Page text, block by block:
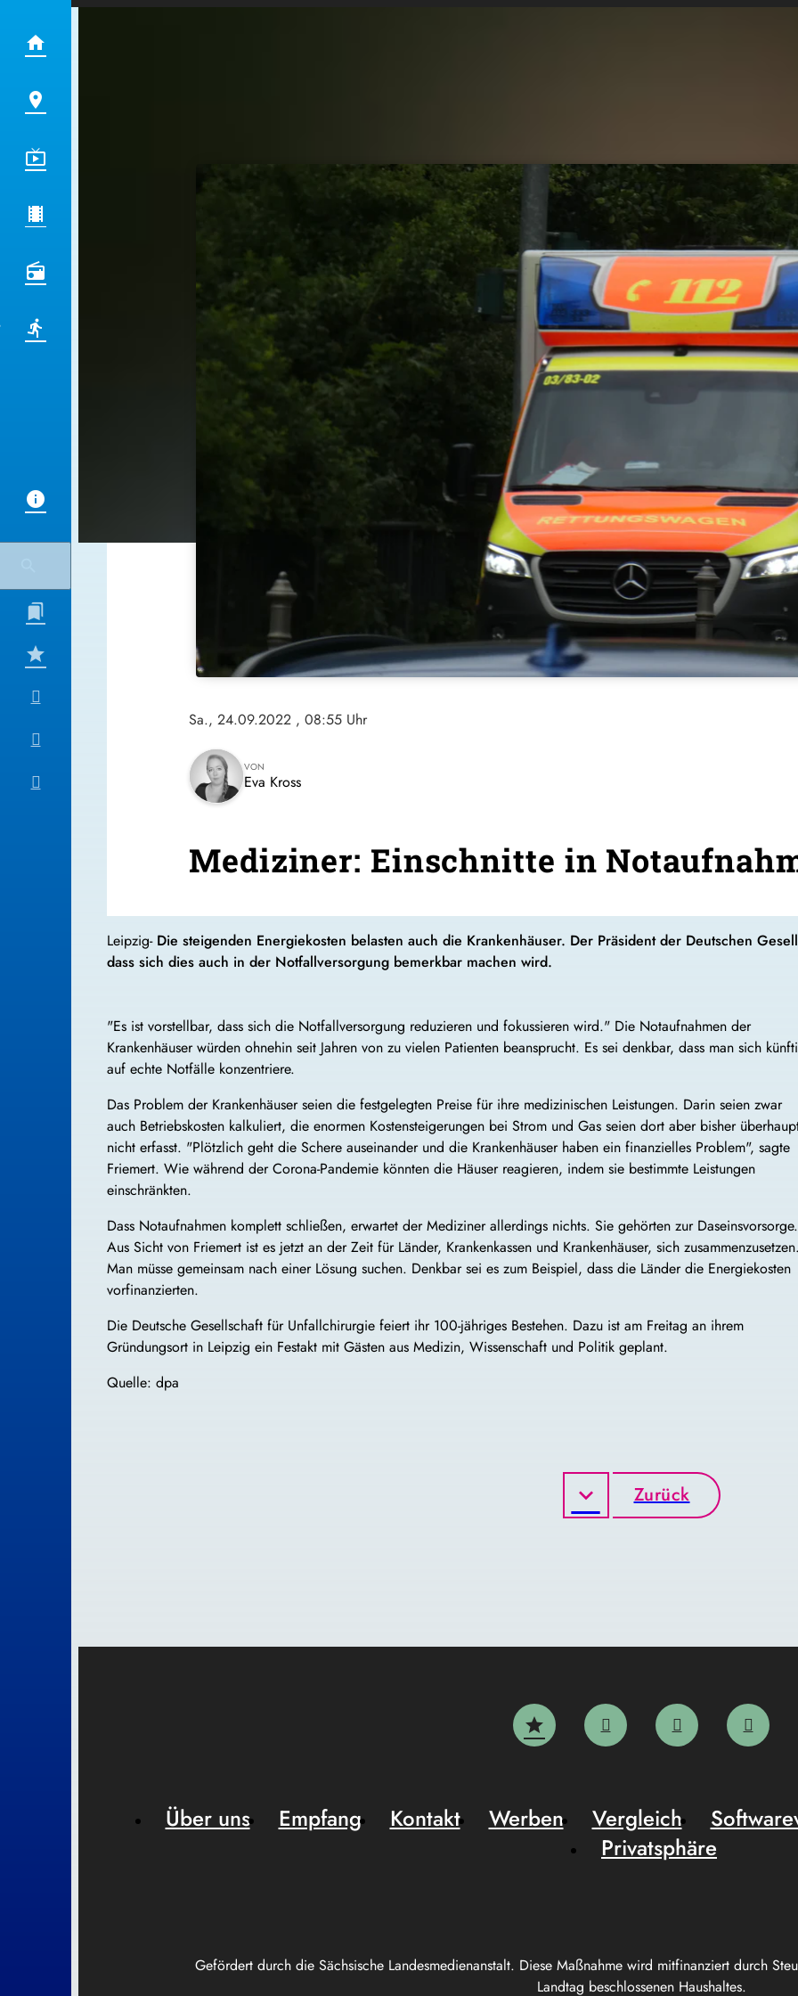
Sa., 24.09.2022 , 08:55 Uhr
VON
Eva Kross
Mediziner: Einschnitte in
Leipzig- Die steigenden Energiekosten belasten auch die Krankenhäuser. Der Präsident der Deutschen
dass sich dies auch in der Notfallversorgung bemerkbar machen wird.
"Es ist vorstellbar, dass sich die Notfallversorgung reduzieren und fokussieren wird." Die Notaufnahmen der
Krankenhäuser würden ohnehin seit Jahren von zu vielen Patienten beansprucht. Es sei denkbar, dass man sich
auf echte Notfälle konzentriere.
Das Problem der Krankenhäuser seien die festgelegten Preise für ihre medizinischen Leistungen. Darin seien zwar
auch Betriebskosten kalkuliert, die enormen Kostensteigerungen bei Strom und Gas seien dort aber bisher
nicht erfasst. "Plötzlich geht die Schere auseinander und die Krankenhäuser haben ein finanzielles Problem", sagte
Friemert. Wie während der Corona-Pandemie könnten die Häuser reagieren, indem sie bestimmte Leistungen
einschränkten.
Dass Notaufnahmen komplett schließen, erwartet der Mediziner allerdings nichts. Sie gehörten zur Daseinsvorsorge.
Aus Sicht von Friemert ist es jetzt an der Zeit für Länder, Krankenkassen und Krankenhäuser, sich
Man müsse gemeinsam nach einer Lösung suchen. Denkbar sei es zum Beispiel, dass die Länder die Energiekosten
vorfinanzierten.
Die Deutsche Gesellschaft für Unfallchirurgie feiert ihr 100-jähriges Bestehen. Dazu ist am Freitag an ihrem
Gründungsort in Leipzig ein Festakt mit Gästen aus Medizin, Wissenschaft und Politik geplant.
Quelle: dpa
Zurück
Gefördert durch die Sächsische Landesmedienanstalt. Diese Maßnahme wird mitfinanziert durch
Landtag beschlossenen Haushaltes.
Über uns Empfang Kontakt Werben Vergleich
Privatsphäre